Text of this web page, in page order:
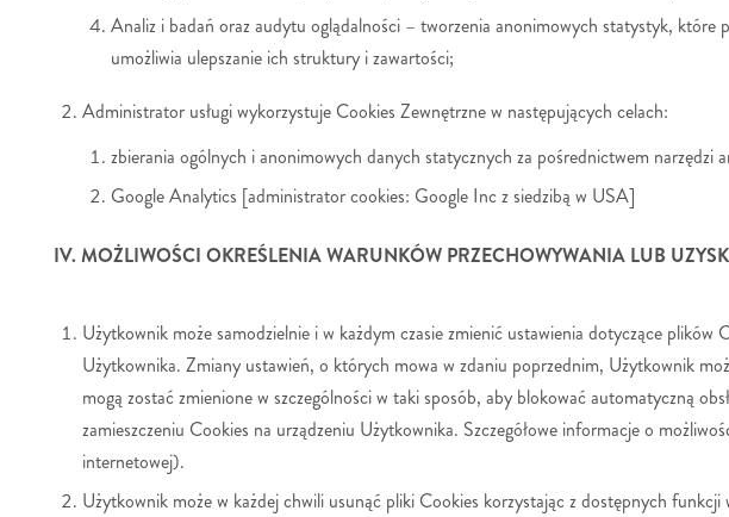
Analiz i badań oraz audytu oglądalności – tworzenia anonimowych statystyk,
umożliwia ulepszanie ich struktury i zawartości;
Administrator usługi wykorzystuje Cookies Zewnętrzne w następujących celach:
zbierania ogólnych i anonimowych danych statycznych za pośrednictwem narzędzi
Google Analytics [administrator cookies: Google Inc z siedzibą w USA]
IV. MOŻLIWOŚCI OKREŚLENIA WARUNKÓW PRZECHOWYWANIA LUB
Użytkownik może samodzielnie i w każdym czasie zmienić ustawienia dotyczące
Użytkownika. Zmiany ustawień, o których mowa w zdaniu poprzednim, Użytkownik
mogą zostać zmienione w szczególności w taki sposób, aby blokować automatyczną
zamieszczeniu Cookies na urządzeniu Użytkownika. Szczegółowe informacje o
internetowej).
Użytkownik może w każdej chwili usunąć pliki Cookies korzystając z dostępnych